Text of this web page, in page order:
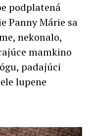
podplatená
Panny Márie sa
nekonalo,
mamkino
padajúci
lupene